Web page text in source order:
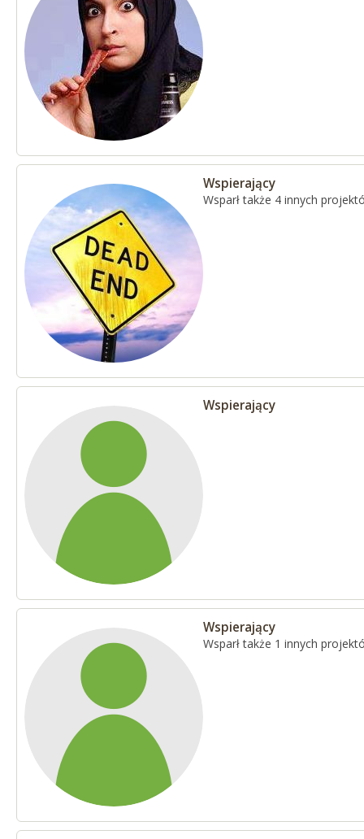
Wspierający
Wsparł także 4 innych
Wspierający
Wspierający
Wsparł także 1 innych